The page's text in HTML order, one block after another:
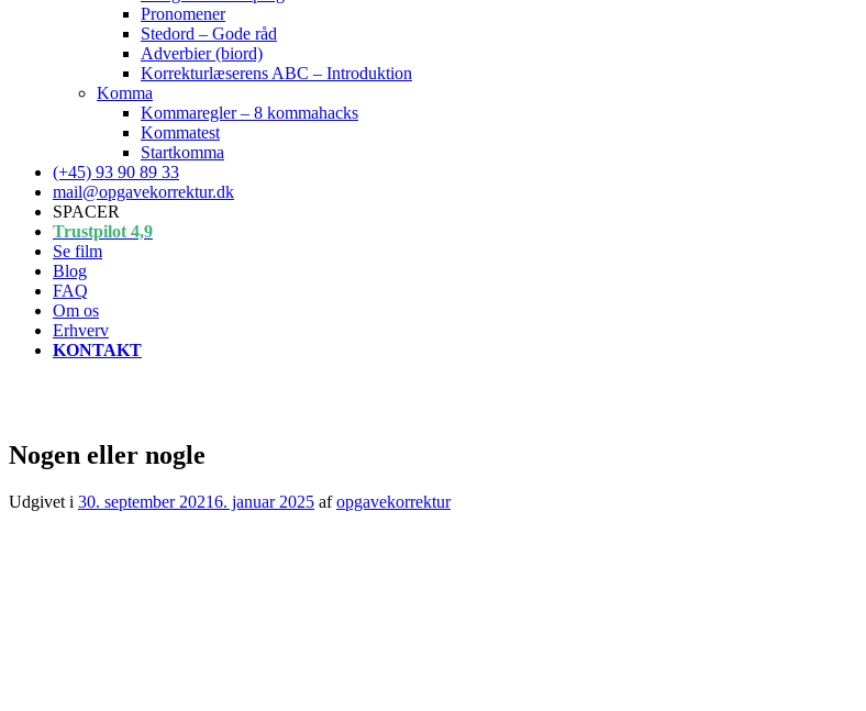
Pronomener
Stedord – Gode råd
Adverbier (biord)
Korrekturlæserens ABC – Introduktion
Komma
Kommaregler – 8 kommahacks
Kommatest
Startkomma
(+45) 93 90 89 33
mail@opgavekorrektur.dk
SPACER
Trustpilot 4,9
Se film
Blog
FAQ
Om os
Erhverv
KONTAKT
Nogen eller nogle
Udgivet i 30. september 20216. januar 2025 afopgavekorrektur